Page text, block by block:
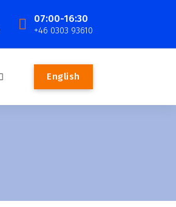
07:00-16:30
+46 0303 93610
English